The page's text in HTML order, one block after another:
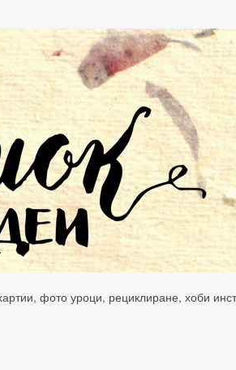
фото уроци, рециклиране, хоби